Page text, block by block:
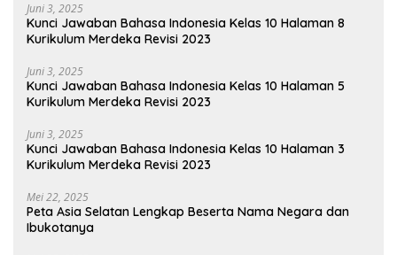
Juni 3, 2025
Kunci Jawaban Bahasa Indonesia Kelas 10 Halaman 8
Kurikulum Merdeka Revisi 2023
Juni 3, 2025
Kunci Jawaban Bahasa Indonesia Kelas 10 Halaman 5
Kurikulum Merdeka Revisi 2023
Juni 3, 2025
Kunci Jawaban Bahasa Indonesia Kelas 10 Halaman 3
Kurikulum Merdeka Revisi 2023
Mei 22, 2025
Peta Asia Selatan Lengkap Beserta Nama Negara dan
Ibukotanya